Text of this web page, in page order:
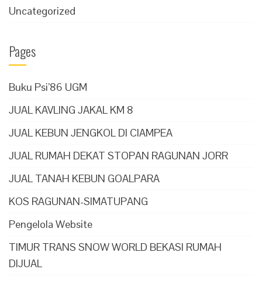
Uncategorized
Pages
Buku Psi’86 UGM
JUAL KAVLING JAKAL KM 8
JUAL KEBUN JENGKOL DI CIAMPEA
JUAL RUMAH DEKAT STOPAN RAGUNAN JORR
JUAL TANAH KEBUN GOALPARA
KOS RAGUNAN-SIMATUPANG
Pengelola Website
TIMUR TRANS SNOW WORLD BEKASI RUMAH
DIJUAL